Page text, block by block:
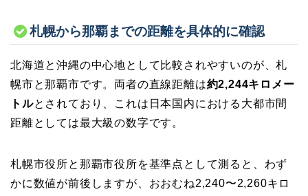
札幌から那覇までの距離を具体的に確認
北海道と沖縄の中心地として比較されやすいのが、札
幌市と那覇市です。両者の直線距離は約2,244キロメー
トルとされており、これは日本国内における大都市間
距離としては最大級の数字です。
札幌市役所と那覇市役所を基準点として測ると、わず
かに数値が前後しますが、おおむね2,240〜2,260キロ